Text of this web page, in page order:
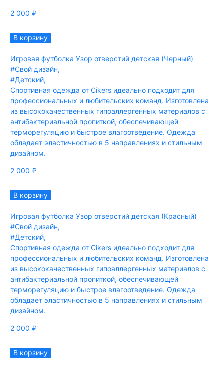
2 000 ₽
В корзину
Игровая футболка Узор отверстий детская (Черный)
#Свой дизайн,
#Детский,
Спортивная одежда от Cikers идеально подходит для
профессиональных и любительских команд. Изготовлена
из высококачественных гипоаллергенных материалов с
антибактериальной пропиткой, обеспечивающей
терморегуляцию и быстрое влагоотведение. Одежда
обладает эластичностью в 5 направлениях и стильным
дизайном.
2 000 ₽
В корзину
Игровая футболка Узор отверстий детская (Красный)
#Свой дизайн,
#Детский,
Спортивная одежда от Cikers идеально подходит для
профессиональных и любительских команд. Изготовлена
из высококачественных гипоаллергенных материалов с
антибактериальной пропиткой, обеспечивающей
терморегуляцию и быстрое влагоотведение. Одежда
обладает эластичностью в 5 направлениях и стильным
дизайном.
2 000 ₽
В корзину